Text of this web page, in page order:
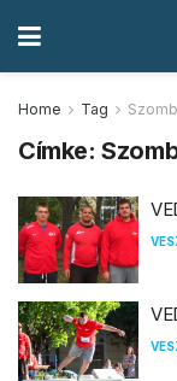
Home Tag
Címke: